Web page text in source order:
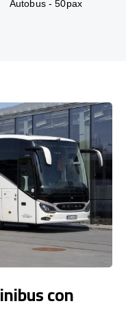
Autobus - 50pax
con